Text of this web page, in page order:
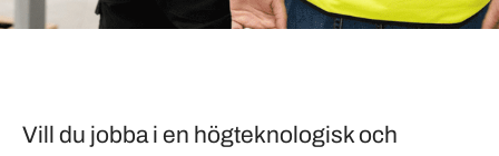
Vill du jobba i en högteknologisk och